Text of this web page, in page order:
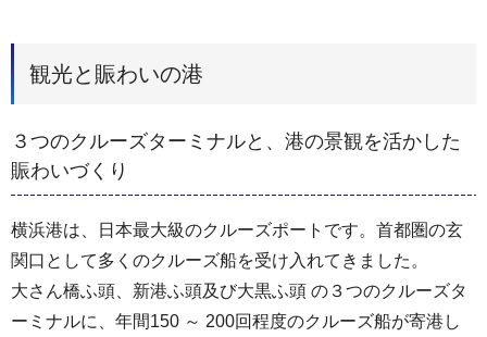
観光と賑わいの港
３つのクルーズターミナルと、港の景観を活かした
賑わいづくり
横浜港は、日本最大級のクルーズポートです。首都圏の玄
関口として多くのクルーズ船を受け入れてきました。
大さん橋ふ頭、新港ふ頭及び大黒ふ頭 の３つのクルーズタ
ーミナルに、年間150 ～ 200回程度のクルーズ船が寄港し